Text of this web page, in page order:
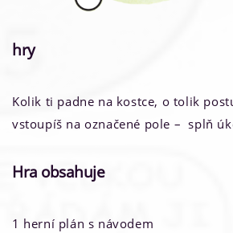
hry
Kolik ti padne na kostce, o tolik
vstoupíš na označené pole – splň
Hra obsahuje
1 herní plán s návodem